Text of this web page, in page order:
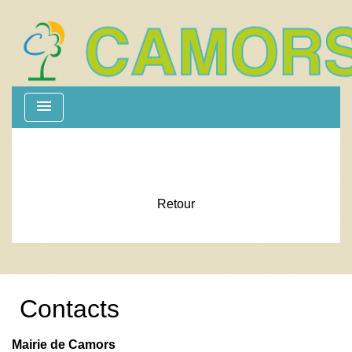
menu
Retour
Contacts
Mairie de Camors